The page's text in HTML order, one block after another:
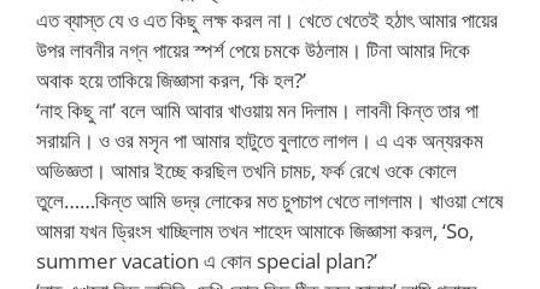
এত ব্যাস্ত যে ও এত কিছু লক্ষ করল না। খেতে খেতেই হঠাৎ আমার পায়ের
উপর লাবনীর নগ্ন পায়ের স্পর্শ পেয়ে চমকে উঠলাম। টিনা আমার দিকে
অবাক হয়ে তাকিয়ে জিজ্ঞাসা করল, ‘কি হল?’
‘নাহ কিছু না’ বলে আমি আবার খাওয়ায় মন দিলাম। লাবনী কিন্ত তার পা
সরায়নি। ও ওর মসৃন পা আমার হাটুতে বুলাতে লাগল। এ এক অন্যরকম
অভিজ্ঞতা। আমার ইচ্ছে করছিল তখনি চামচ, ফর্ক রেখে ওকে কোলে
তুলে……কিন্ত আমি ভদ্র লোকের মত চুপচাপ খেতে লাগলাম। খাওয়া শেষে
আমরা যখন ড্রিংস খাচ্ছিলাম তখন শাহেদ আমাকে জিজ্ঞাসা করল, ‘So,
summer vacation এ কোন special plan?’